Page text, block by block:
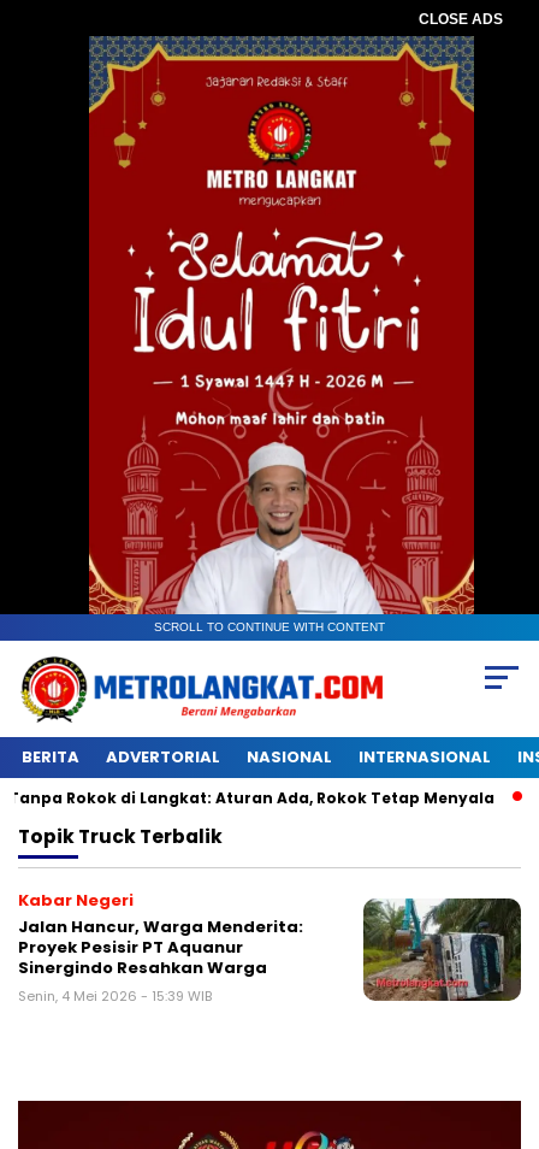
CLOSE ADS
SCROLL TO CONTINUE WITH CONTENT
BERITA ADVERTORIAL NASIONAL INTERNASIONAL
Rokok di Langkat: Aturan Ada, Rokok Tetap Menyala
TopikTruck Terbalik
Kabar Negeri
Jalan Hancur, Warga Menderita:
Proyek Pesisir PT Aquanur
Sinergindo Resahkan Warga
Senin, 4 Mei 2026 - 15:39 WIB